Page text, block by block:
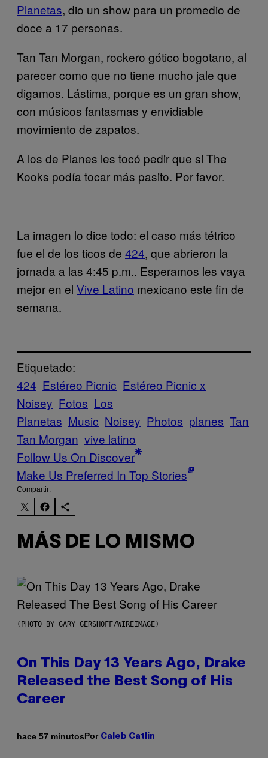
Planetas, dio un show para un promedio de
doce a 17 personas.
Tan Tan Morgan, rockero gótico bogotano, al
parecer como que no tiene mucho jale que
digamos. Lástima, porque es un gran show,
con músicos fantasmas y envidiable
movimiento de zapatos.
A los de Planes les tocó pedir que si The
Kooks podía tocar más pasito. Por favor.
La imagen lo dice todo: el caso más tétrico
fue el de los ticos de 424, que abrieron la
jornada a las 4:45 p.m.. Esperamos les vaya
mejor en el Vive Latino mexicano este fin de
semana.
Etiquetado:
424 Estéreo Picnic Estéreo Picnic x
Noisey Fotos Los
Planetas Music Noisey Photos planes Tan
Tan Morgan vive latino
Follow Us On Discover
Make Us Preferred In Top Stories
Compartir:
MÁS DE LO MISMO
(PHOTO BY GARY GERSHOFF/WIREIMAGE)
On This Day 13 Years Ago, Drake
Released the Best Song of His
Career
hace 57 minutosPor Caleb Catlin